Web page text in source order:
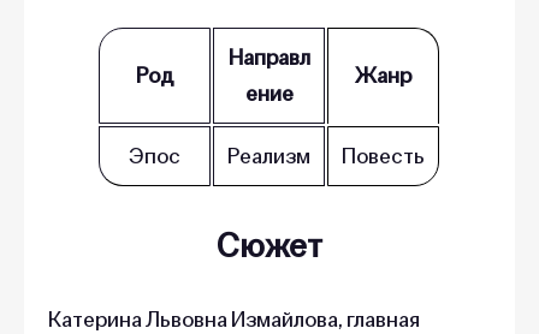
Род
Направл
ение
Жанр
Эпос Реализм Повесть
Сюжет
Катерина Львовна Измайлова, главная